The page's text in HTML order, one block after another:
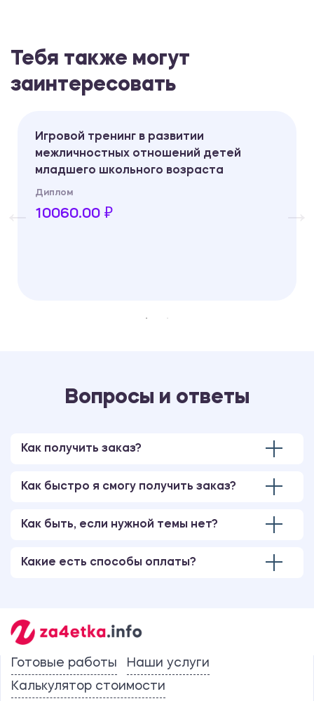
Тебя также могут
заинтересовать
Игровой тренинг в развитии
межличностных отношений детей
младшего школьного возраста
Диплом
10060.00 ₽
Вопросы и ответы
Как получить заказ?
Как быстро я смогу получить заказ?
Как быть, если нужной темы нет?
Какие есть способы оплаты?
Готовые работы
Наши услуги
Калькулятор стоимости